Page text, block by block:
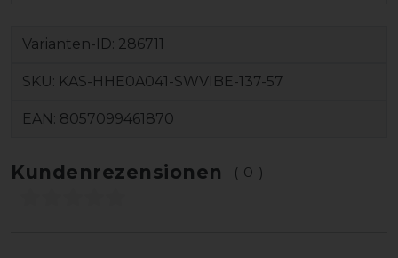
Varianten-ID: 286711
SKU: KAS-HHE0A041-SWVIBE-137-57
EAN: 8057099461870
Kundenrezensionen (0)